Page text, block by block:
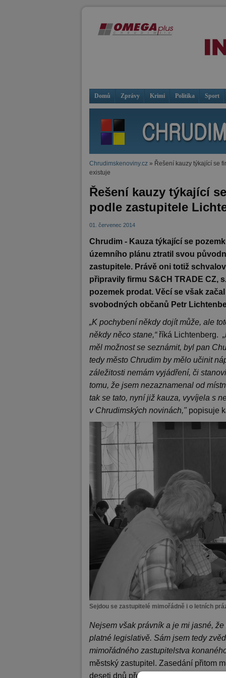
Domů Zprávy Krimi Politika Sport
Chrudimskenoviny.cz » Řešení kauzy týkající se
existuje
Řešení kauzy týkající
podle zastupitele
01. červenec 2014
Chrudim - Kauza týkající se
územního plánu ztratil svou
zastupitele. Právě oni totiž
připravily firmu S&CH TRADE CZ,
pozemek prodat. Věcí se však
svobodných občanů Petr
„K pochybení někdy dojít může, ale
někdy něco stane,“říká Lichtenberg.
měl možnost se seznámit, byl pan
tedy město Chrudim by mělo učinit
záležitosti nemám vyjádření, či
tomu, že jsem nezaznamenal od
tak se tato, nyní již kauza, vyvíjela s
v Chrudimských novinách," popisuje
Sejdou se zastupitelé mimořádně i o letních
Nejsem však právník a je mi jasné,
platné legislativě. Sám jsem tedy
mimořádného zastupitelstva
městský zastupitel. Zasedání přitom
deseti dnů před termínem, kdy by k